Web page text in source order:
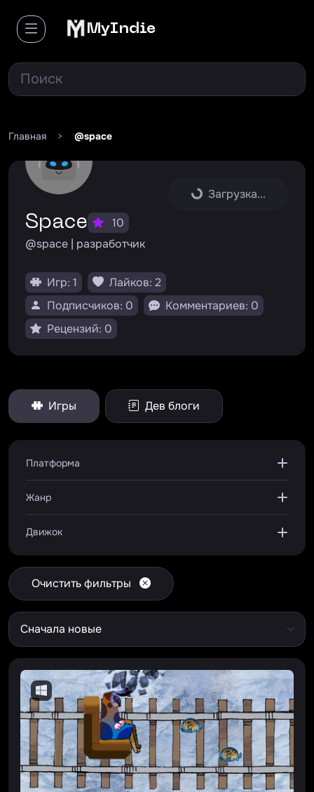
MyIndie
Главная > @space
Загрузка...
Space
10
@space | разработчик
Игр: 1
Лайков: 2
Подписчиков: 0
Комментариев: 0
Рецензий: 0
Игры Дев блоги
Платформа
Жанр
Движок
Очистить фильтры